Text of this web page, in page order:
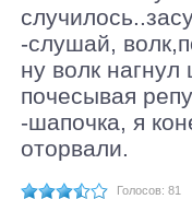
-слушай,
ну волк
почесывая
-шапочка, я
оторвали.
Голосов: 81